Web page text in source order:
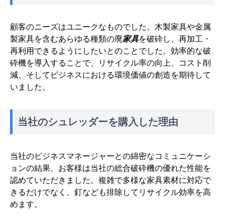
顧客のニーズはユニークなものでした。木製家具や金属
製家具を含むあらゆる種類の廃家具を破砕し、再加工・
再利用できるようにしたいとのことでした。効率的な破
砕機を導入することで、リサイクル率の向上、コスト削
減、そしてビジネスにおける環境価値の創造を期待して
いました。
当社のシュレッダーを購入した理由
当社のビジネスマネージャーとの綿密なコミュニケーシ
ョンの結果、お客様は当社の総合破砕機の優れた性能を
認めていただきました。複雑で多様な家具素材に対応で
きるだけでなく、釘なども排除してリサイクル効率を高
めます。